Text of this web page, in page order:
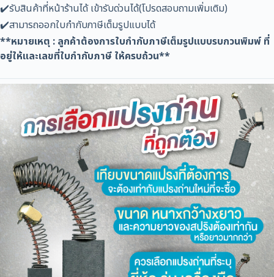
✔️รับสินค้าที่หน้าร้านได้ เข้ารับด่วนได้(โปรดสอบถามเพิ่มเติม)
✔️สามารถออกใบกำกับภาษีเต็มรูปแบบได้
**หมายเหตุ : ลูกค้าต้องการใบกำกับภาษีเต็มรูปแบบรบกวนพิมพ์ ที่
อยู่ให้และเลขที่ใบกำกับภาษี ให้ครบถ้วน**